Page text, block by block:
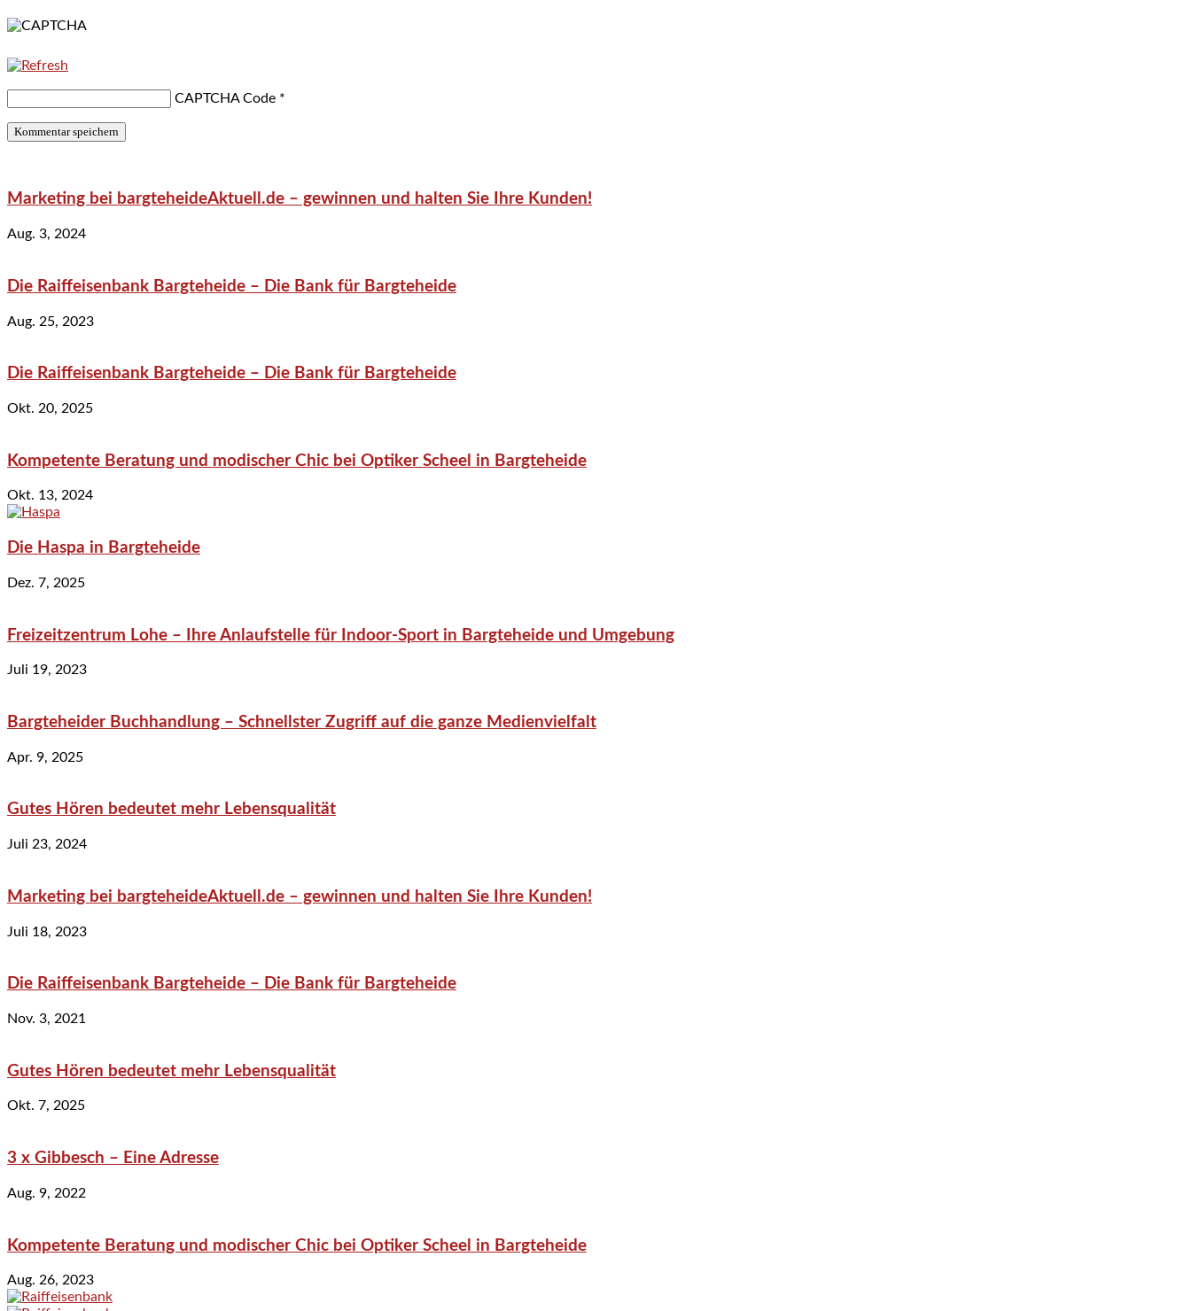
CAPTCHA Code *
Marketing bei bargteheideAktuell.de – gewinnen und halten Sie Ihre Kunden!
Aug. 3, 2024
Die Raiffeisenbank Bargteheide – Die Bank für Bargteheide
Aug. 25, 2023
Die Raiffeisenbank Bargteheide – Die Bank für Bargteheide
Okt. 20, 2025
Kompetente Beratung und modischer Chic bei Optiker Scheel in Bargteheide
Okt. 13, 2024
Die Haspa in Bargteheide
Dez. 7, 2025
Freizeitzentrum Lohe – Ihre Anlaufstelle für Indoor-Sport in Bargteheide und Umgebung
Juli 19, 2023
Bargteheider Buchhandlung – Schnellster Zugriff auf die ganze Medienvielfalt
Apr. 9, 2025
Gutes Hören bedeutet mehr Lebensqualität
Juli 23, 2024
Marketing bei bargteheideAktuell.de – gewinnen und halten Sie Ihre Kunden!
Juli 18, 2023
Die Raiffeisenbank Bargteheide – Die Bank für Bargteheide
Nov. 3, 2021
Gutes Hören bedeutet mehr Lebensqualität
Okt. 7, 2025
3 x Gibbesch – Eine Adresse
Aug. 9, 2022
Kompetente Beratung und modischer Chic bei Optiker Scheel in Bargteheide
Aug. 26, 2023